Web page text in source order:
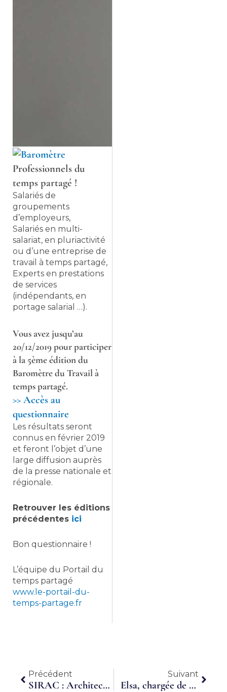
Professionnels du
temps partagé !
Salariés de
groupements
d’employeurs,
Salariés en multi-
salariat, en pluriactivité
ou d’une entreprise de
travail à temps partagé,
Experts en prestations
de services
(indépendants, en
portage salarial …).
Vous avez jusqu’au
20/12/2019 pour participer
à la 5ème édition du
Baromètre du Travail à
temps partagé.
>> Accès au
questionnaire
Les résultats seront
connus en février 2019
et feront l’objet d’une
large diffusion auprès
de la presse nationale et
régionale.
Retrouver les éditions
précédentes ici
Bon questionnaire !
L’équipe du Portail du
temps partagé
www.le-portail-du-
temps-partage.fr
Précédent
Précédent
SIRAC : Architecte de l’emploi !
Suivant
Elsa, chargée de communication, donne de l’écho à la culture